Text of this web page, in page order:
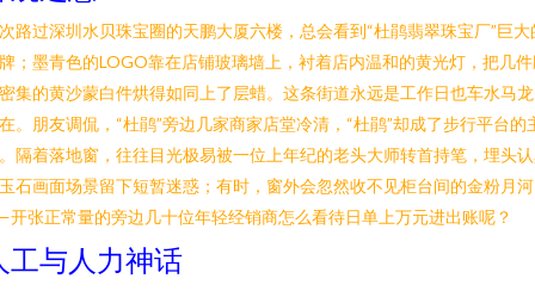
路过深圳水贝珠宝圈的天鹏大厦六楼，总会看到“杜鹃翡翠珠宝厂”巨大
；墨青色的LOGO靠在店铺玻璃墙上，衬着店内温和的黄光灯，把几
集的黄沙蒙白件烘得如同上了层蜡。这条街道永远是工作日也车水马
。朋友调侃，“杜鹃”旁边几家商家店堂冷清，“杜鹃”却成了步行平台的
隔着落地窗，往往目光极易被一位上年纪的老头大师转首持笔，埋头
石画面场景留下短暂迷惑；有时，窗外会忽然收不见柜台间的金粉月河
张正常量的旁边几十位年轻经销商怎么看待日单上万元进出账呢？
工与人力神话